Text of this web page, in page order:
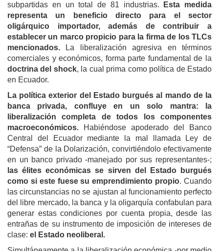
subpartidas en un total de 81 industrias.
Esta medida
representa un beneficio directo para el sector
oligárquico importador,
además de contribuir a
establecer un marco propicio para la firma de los TLCs
mencionados. La liberalización agresiva en términos
comerciales y económicos, forma parte fundamental de la
doctrina del shock, la cual prima como política de Estado
en Ecuador.
La política exterior del Estado burgués al mando de la
banca privada, confluye en un solo mantra: la
liberalización completa de todos los componentes
macroeconómicos. Habiéndose apoderado del Banco
Central del Ecuador mediante la mal llamada Ley de
“Defensa” de la Dolarización, convirtiéndolo efectivamente
en un banco privado -manejado por sus representantes-;
las élites económicas se sirven del Estado burgués
como si este fuese su emprendimiento propio. Cuando
las circunstancias no se ajustan al funcionamiento perfecto
del libre mercado, la banca y la oligarquía confabulan para
generar estas condiciones por cuenta propia, desde las
entrañas de su instrumento de imposición de intereses de
clase: el Estado neoliberal.